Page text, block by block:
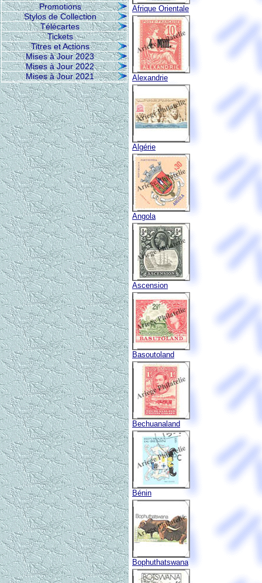
Promotions
Stylos de Collection
Télécartes
Tickets
Titres et Actions
Mises à Jour 2023
Mises à Jour 2022
Mises à Jour 2021
Afrique Orientale
Alexandrie
Algérie
Angola
Ascension
Basoutoland
Bechuanaland
Bénin
Bophuthatswana